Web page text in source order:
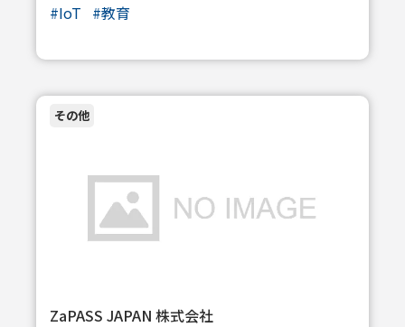
#IoT #教育
その他
ZaPASS JAPAN 株式会社